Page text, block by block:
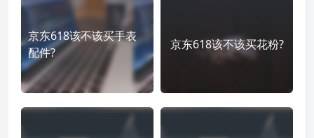
京东618该不该买手表
配件?
京东618该不该买花粉?